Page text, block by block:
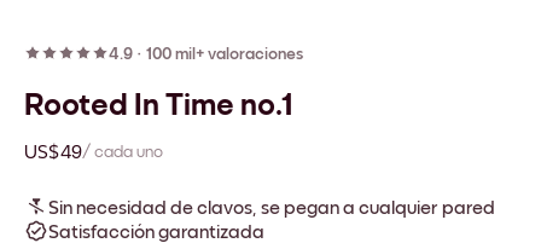
4.9 · 100 mil+ valoraciones
Rooted In Time no.1
US$49/ cada uno
Sin necesidad de clavos, se pegan a cualquier pared
Satisfacción garantizada